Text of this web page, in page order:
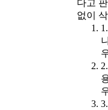
다고
없이